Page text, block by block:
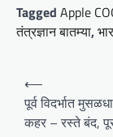
Tagged Apple
तंत्रज्ञान बातम्या,
o
⟵
पूर्व विदर्भात
कहर – रस्ते बंद,